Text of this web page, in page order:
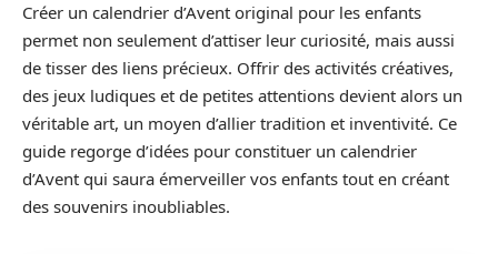
Créer un calendrier d’Avent original pour les enfants
permet non seulement d’attiser leur curiosité, mais aussi
de tisser des liens précieux. Offrir des activités créatives,
des jeux ludiques et de petites attentions devient alors un
véritable art, un moyen d’allier tradition et inventivité. Ce
guide regorge d’idées pour constituer un calendrier
d’Avent qui saura émerveiller vos enfants tout en créant
des souvenirs inoubliables.